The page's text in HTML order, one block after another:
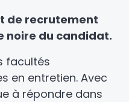
de recrutement
noire du candidat.
facultés
en entretien. Avec
à répondre dans